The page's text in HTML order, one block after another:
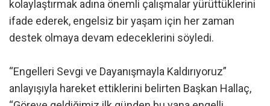
kolaylaştırmak adına önemli çalışmalar yürüttüklerini
ifade ederek, engelsiz bir yaşam için her zaman
destek olmaya devam edeceklerini söyledi.
“Engelleri Sevgi ve Dayanışmayla Kaldırıyoruz”
anlayışıyla hareket ettiklerini belirten Başkan Hallaç,